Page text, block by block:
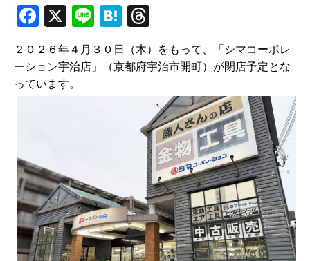
F
a
c
e
k
X Li
n
e
H
at
e
n
h
r
e
a
d
s
２０２６年４月３０日（木）をもって、「シマコーポレ
ーション宇治店」（京都府宇治市開町）が閉店予定とな
っています。